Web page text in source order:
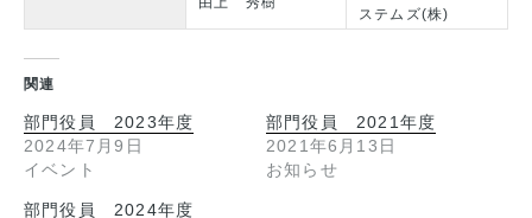
ステムズ(株)
関連
部門役員 2023年度
2024年7月9日
イベント
部門役員 2021年度
2021年6月13日
お知らせ
部門役員 2024年度